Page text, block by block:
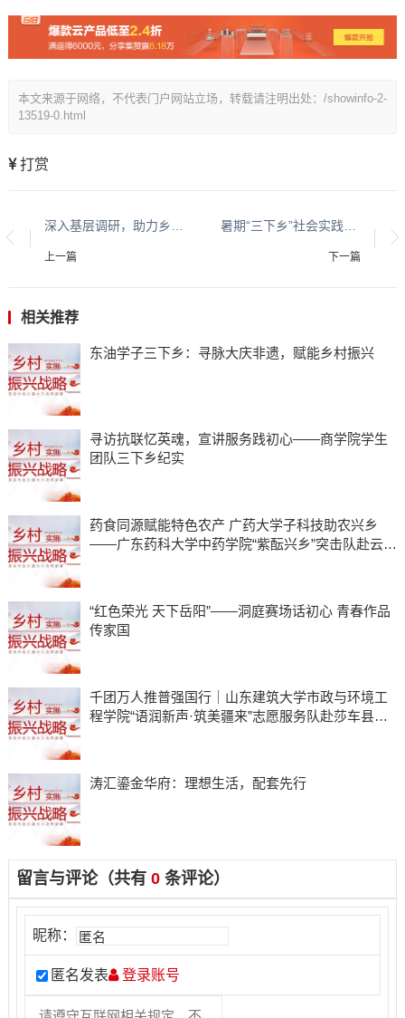
本文来源于网络，不代表门户网站立场，转载请注明出处：/showinfo-2-
13519-0.html
打赏
上一篇 下一篇
相关推荐
东油学子三下乡：寻脉大庆非遗，赋能乡村振兴
寻访抗联忆英魂，宣讲服务践初心——商学院学生
团队三下乡纪实
药食同源赋能特色农产 广药大学子科技助农兴乡
——广东药科大学中药学院“紫酝兴乡”突击队赴云浮
“红色荣光 天下岳阳”——洞庭赛场话初心 青春作品
传家国
千团万人推普强国行｜山东建筑大学市政与环境工
程学院“语润新声·筑美疆来”志愿服务队赴莎车县开
​涛汇鎏金华府：理想生活，配套先行
留言与评论（共有 0条评论）
昵称：
匿名发表 登录账号